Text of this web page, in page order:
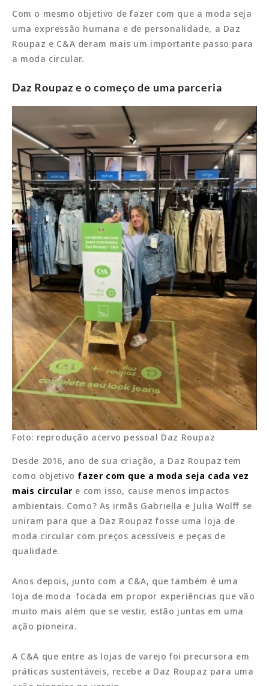
Com o mesmo objetivo de fazer com que a moda seja
uma expressão humana e de personalidade, a Daz
Roupaz e C&A deram mais um importante passo para
a moda circular.
Daz Roupaz e o começo de uma parceria
Foto: reprodução acervo pessoal Daz Roupaz
Desde 2016, ano de sua criação, a Daz Roupaz tem
como objetivo fazer com que a moda seja cada vez
mais circular e com isso, cause menos impactos
ambientais. Como? As irmãs Gabriella e Julia Wolff se
uniram para que a Daz Roupaz fosse uma loja de
moda circular com preços acessíveis e peças de
qualidade.
Anos depois, junto com a C&A, que também é uma
loja de moda focada em propor experiências que vão
muito mais além que se vestir, estão juntas em uma
ação pioneira.
A C&A que entre as lojas de varejo foi precursora em
práticas sustentáveis, recebe a Daz Roupaz para uma